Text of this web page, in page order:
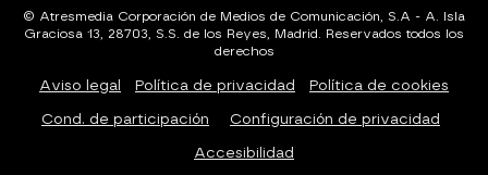
© Atresmedia Corporación de Medios de Comunicación, S.A - A. Isla
Graciosa 13, 28703, S.S. de los Reyes, Madrid. Reservados todos los
derechos
Aviso legal Política de privacidad Política de cookies
Cond. de participación Configuración de privacidad
Accesibilidad